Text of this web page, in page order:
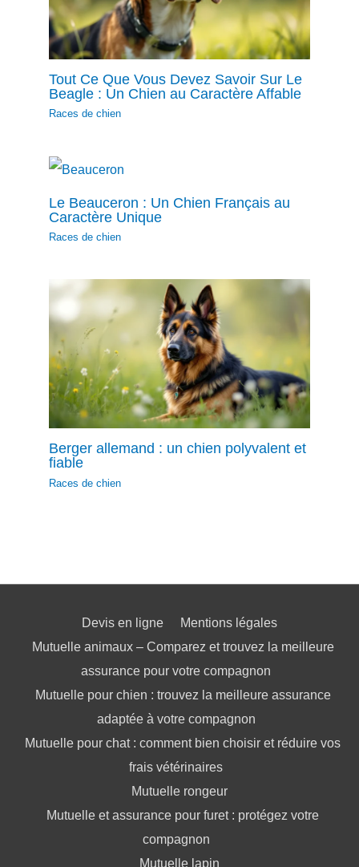
Tout Ce Que Vous Devez Savoir Sur Le
Beagle : Un Chien au Caractère Affable
Races de chien
Le Beauceron : Un Chien Français au
Caractère Unique
Races de chien
Berger allemand : un chien polyvalent et
fiable
Races de chien
Devis en ligne
Mentions légales
Mutuelle animaux – Comparez et trouvez la meilleure
assurance pour votre compagnon
Mutuelle pour chien : trouvez la meilleure assurance
adaptée à votre compagnon
Mutuelle pour chat : comment bien choisir et réduire vos
frais vétérinaires
Mutuelle rongeur
Mutuelle et assurance pour furet : protégez votre
compagnon
Mutuelle lapin